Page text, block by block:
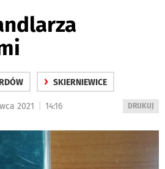
› SKIERNIEWICE
WYDRUKUJ
DRUKUJ
2021 14:16